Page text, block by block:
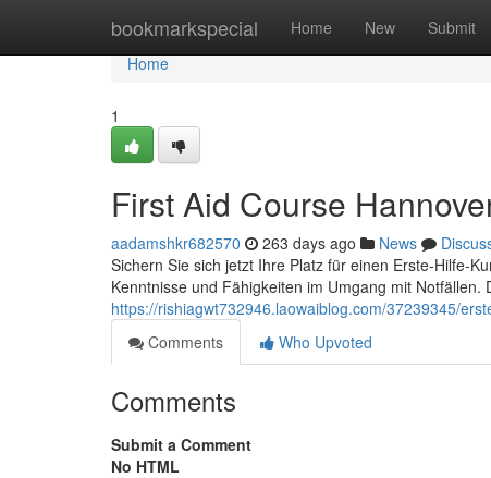
bookmarkspecial Home New Submit
Home
Home
1
First Aid Course
aadamshkr682570 263 days ago News
Sichern Sie sich jetzt Ihre Platz für einen Erste-Hilfe-
Kenntnisse und Fähigkeiten im Umgang mit Notfällen.
https://rishiagwt732946.laowaiblog.com/37239345/
Comments
Who Upvoted
Comments
Submit a Comment
No HTML